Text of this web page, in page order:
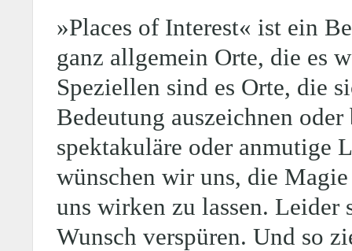
»Places of Interest« ist ein
ganz allgemein Orte, die es
Speziellen sind es Orte, die
Bedeutung auszeichnen oder
spektakuläre oder anmutige
wünschen wir uns, die
uns wirken zu lassen.
Wunsch verspüren. Und so